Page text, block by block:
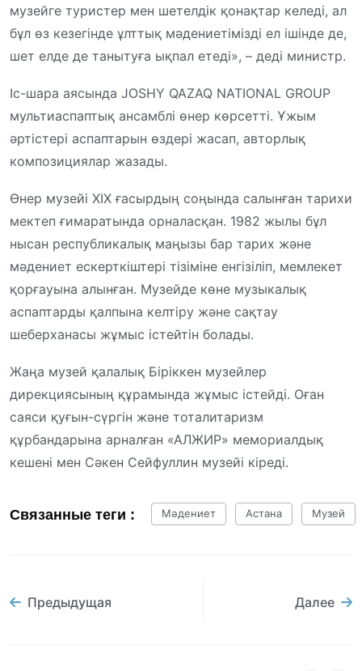
музейге туристер мен шетелдік қонақтар келеді, ал
бұл өз кезегінде ұлттық мәдениетімізді ел ішінде де,
шет елде де танытуға ықпал етеді», – деді министр.
Іс-шара аясында JOSHY QAZAQ NATIONAL GROUP
мультиаспаптық ансамблі өнер көрсетті. Ұжым
әртістері аспаптарын өздері жасап, авторлық
композициялар жазады.
Өнер музейі XIX ғасырдың соңында салынған тарихи
мектеп ғимаратында орналасқан. 1982 жылы бұл
нысан республикалық маңызы бар тарих және
мәдениет ескерткіштері тізіміне енгізіліп, мемлекет
қорғауына алынған. Музейде көне музыкалық
аспаптарды қалпына келтіру және сақтау
шеберханасы жұмыс істейтін болады.
Жаңа музей қалалық Біріккен музейлер
дирекциясының құрамында жұмыс істейді. Оған
саяси қуғын-сүргін және тоталитаризм
құрбандарына арналған «АЛЖИР» мемориалдық
кешені мен Сәкен Сейфуллин музейі кіреді.
Связанные теги : Мәдениет Астана Музей
Предыдущая Далее